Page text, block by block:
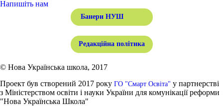
Напишіть нам
Банери НУШ
Редакційна політика
© Нова Українська школа, 2017
Проект був створений 2017 року ГО "Смарт Освіта" у партнерстві
з Міністерством освіти і науки України для комунікації реформи
"Нова Українська Школа"